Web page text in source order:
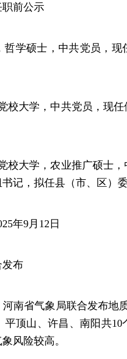
前公示
哲学硕士，中共党员，
校大学，中共党员，现
校大学，农业推广硕士
记，拟任县（市、区）
年9月12日
布
南省气象局联合发布地
平顶山、许昌、南阳共
风险较高。